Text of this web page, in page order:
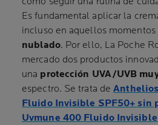
Es fundamental aplicar la
incluso en aquellos momentos
nublado. Por ello, La Poche
mercado dos productos
una protección UVA/UVB
espectro. Se trata de
Fluido Invisible SPF50+ sin
Uvmune 400 Fluido